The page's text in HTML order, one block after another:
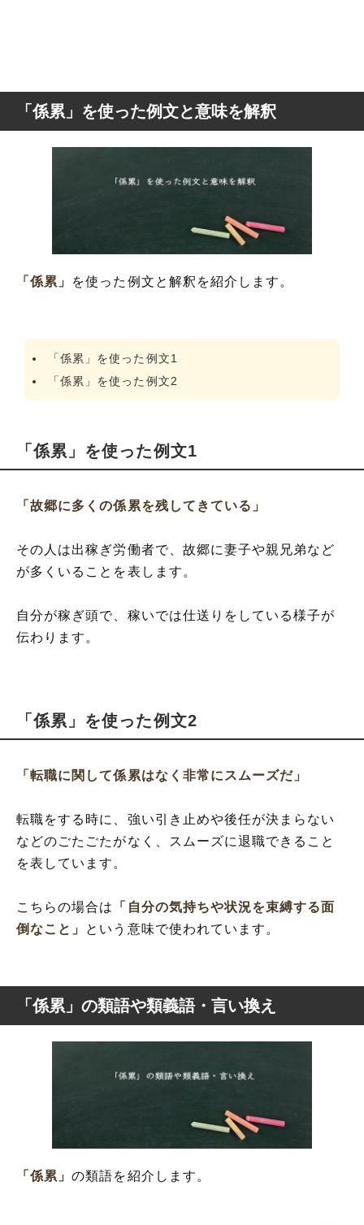
「係累」を使った例文と意味を解釈
「係累」 を使った例文と解釈を紹介します。
「係累」を使った例文1
「係累」を使った例文2
「係累」を使った例文1
「故郷に多くの係累を残してきている」
その人は出稼ぎ労働者で、故郷に妻子や親兄弟など
が多くいることを表します。
自分が稼ぎ頭で、稼いでは仕送りをしている様子が
伝わります。
「係累」を使った例文2
「転職に関して係累はなく非常にスムーズだ」
転職をする時に、強い引き止めや後任が決まらない
などのごたごたがなく、スムーズに退職できること
を表しています。
こちらの場合は
「自分の気持ちや状況を束縛する面
倒なこと」 という意味で使われています。
「係累」の類語や類義語・言い換え
「係累」の類語を紹介します。